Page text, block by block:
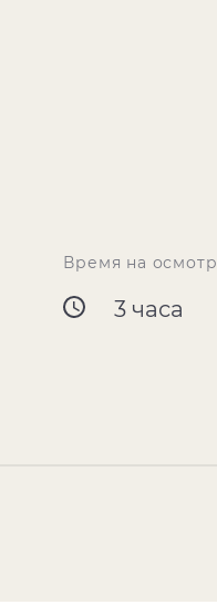
Время на осмотр
3 часа